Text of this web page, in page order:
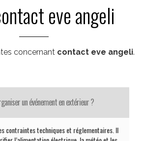
eve angeli
concernant contact eve angeli.
un événement en extérieur ?
contraintes techniques et réglementaires. Il